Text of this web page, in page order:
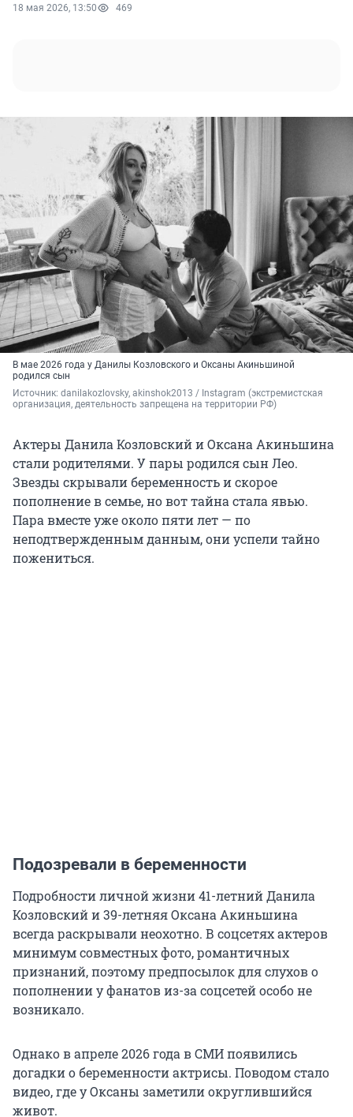
18 мая 2026, 13:50 469
В мае 2026 года у Данилы Козловского и Оксаны Акиньшиной
родился сын
Источник: danilakozlovsky, akinshok2013 / Instagram (экстремистская
организация, деятельность запрещена на территории РФ)
Актеры Данила Козловский и Оксана Акиньшина
стали родителями. У пары родился сын Лео.
Звезды скрывали беременность и скорое
пополнение в семье, но вот тайна стала явью.
Пара вместе уже около пяти лет — по
неподтвержденным данным, они успели тайно
пожениться.
Подозревали в беременности
Подробности личной жизни 41-летний Данила
Козловский и 39-летняя Оксана Акиньшина
всегда раскрывали неохотно. В соцсетях актеров
минимум совместных фото, романтичных
признаний, поэтому предпосылок для слухов о
пополнении у фанатов из-за соцсетей особо не
возникало.
Однако в апреле 2026 года в СМИ появились
догадки о беременности актрисы. Поводом стало
видео, где у Оксаны заметили округлившийся
живот.